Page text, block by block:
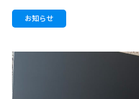
お知らせ